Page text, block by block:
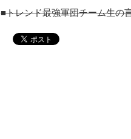
■トレンド最強軍団チーム生の